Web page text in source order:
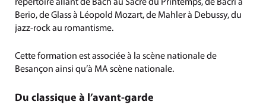
répertoire allant de Bach au Sacre du Printemps, de Bacri à
Berio, de Glass à Léopold Mozart, de Mahler à Debussy, du
jazz-rock au romantisme.
Cette formation est associée à la scène nationale de
Besançon ainsi qu’à MA scène nationale.
Du classique à l’avant-garde